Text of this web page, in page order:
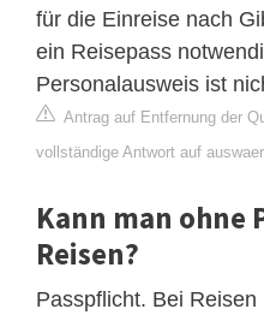
für die Einreise nach
ein Reisepass
Personalausweis ist
Antrag auf Entfernung der
vollständige Antwort auf
Kann man ohne
Reisen?
Passpflicht. Bei